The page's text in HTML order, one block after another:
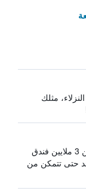
مثلك
يبحث HotelsCombined في أكثر من 3 ملايين فندق
حتى تتمكن من